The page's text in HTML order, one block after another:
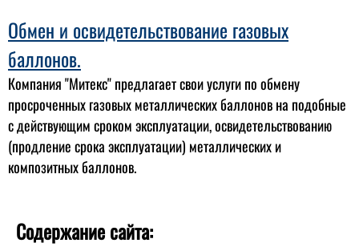
Обмен и освидетельствование газовых
баллонов.
Компания "Митекс" предлагает свои услуги по обмену
просроченных газовых металлических баллонов на подобные
с действующим сроком эксплуатации, освидетельствованию
(продление срока эксплуатации) металлических и
композитных баллонов.
Содержание сайта: